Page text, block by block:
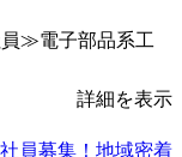
≫電子部品系工
詳細を表示